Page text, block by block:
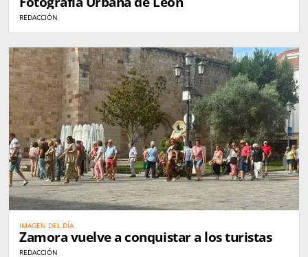
REDACCIÓN
IMAGEN DEL DÍA
Zamora vuelve a conquistar a los turistas
REDACCIÓN